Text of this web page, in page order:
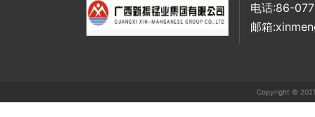
电话:86-
邮箱
Copyright © 2021